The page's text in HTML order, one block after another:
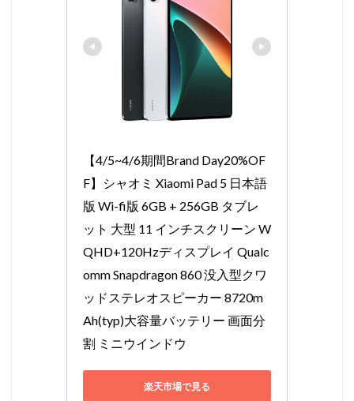
【4/5~4/6期間Brand Day20%OF
F】シャオミ Xiaomi Pad 5 日本語
版 Wi-fi版 6GB + 256GB タブレ
ット 大型 11 インチスクリーン W
QHD+120Hzディスプレイ Qualc
omm Snapdragon 860 没入型クワ
ッドステレオスピーカー 8720m
Ah(typ)大容量バッテリー 画面分
割 ミニウインドウ
楽天市場で見る